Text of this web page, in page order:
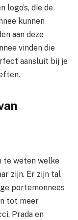
logo’s, die de
kunnen
aan deze
vinden die
aansluit bij je
te weten welke
zijn. Er zijn tal
portemonnees
tot meer
Prada en